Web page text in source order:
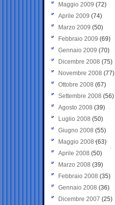
Maggio 2009 (72)
Aprile 2009 (74)
Marzo 2009 (50)
Febbraio 2009 (69)
Gennaio 2009 (70)
Dicembre 2008 (75)
Novembre 2008 (77)
Ottobre 2008 (67)
Settembre 2008 (56)
Agosto 2008 (39)
Luglio 2008 (50)
Giugno 2008 (55)
Maggio 2008(63)
Aprile 2008 (50)
Marzo 2008 (39)
Febbraio 2008 (35)
Gennaio 2008 (36)
Dicembre 2007 (25)